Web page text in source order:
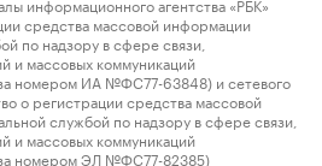
средства массовой информации
по надзору в сфере связи,
и массовых коммуникаций
номером ИА №ФС77-63848) и сетевого
о регистрации средства массовой
службой по надзору в сфере связи,
и массовых коммуникаций
номером ЭЛ №ФС77-82385)